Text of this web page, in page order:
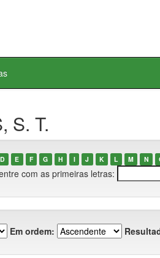
S. T.
D E F G H I J K L M N
com as primeiras letras:
Em ordem: